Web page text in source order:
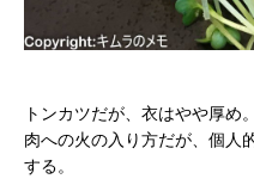
トンカツだが、衣はやや厚め。
肉への火の入り方だが、個人
する。